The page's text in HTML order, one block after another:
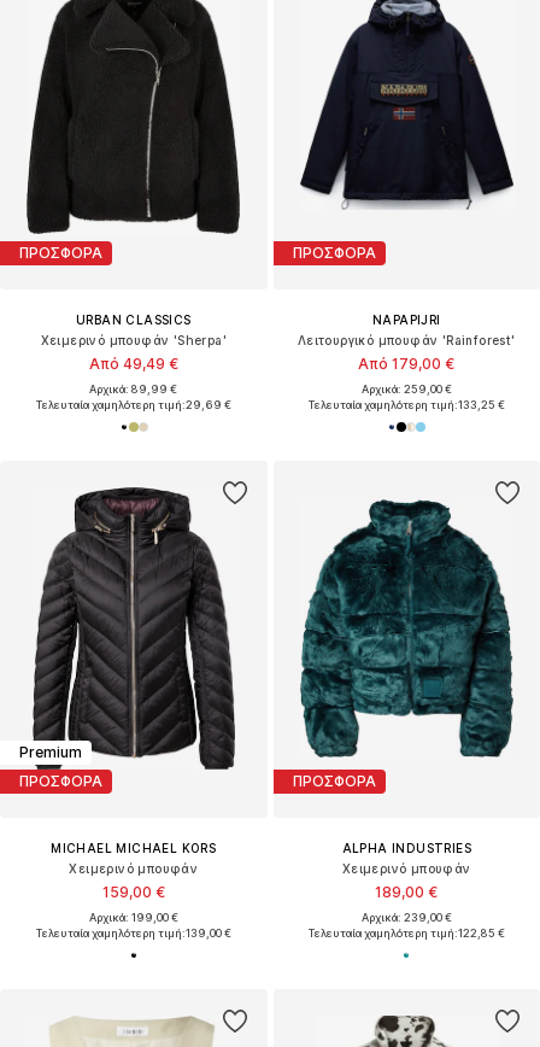
ΠΡΟΣΦΟΡΑ
URBAN CLASSICS
Χειμερινό μπουφάν 'Sherpa'
Από 49,49 €
Αρχικά: 89,99 €
Τελευταία χαμηλότερη τιμή:29,69 €
ΠΡΟΣΦΟΡΑ
NAPAPIJRI
Λειτουργικό μπουφάν 'Rainforest'
Από 179,00 €
Αρχικά: 259,00 €
Τελευταία χαμηλότερη τιμή:133,25 €
Premium
ΠΡΟΣΦΟΡΑ
MICHAEL MICHAEL KORS
Χειμερινό μπουφάν
159,00 €
Αρχικά: 199,00 €
Τελευταία χαμηλότερη τιμή:139,00 €
ΠΡΟΣΦΟΡΑ
ALPHA INDUSTRIES
Χειμερινό μπουφάν
189,00 €
Αρχικά: 239,00 €
Τελευταία χαμηλότερη τιμή:122,85 €